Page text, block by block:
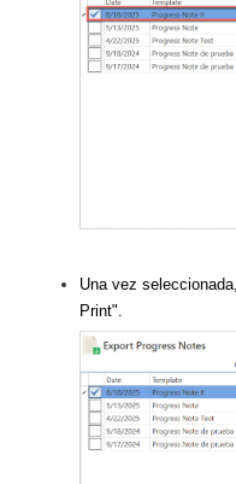
Una vez
Print".